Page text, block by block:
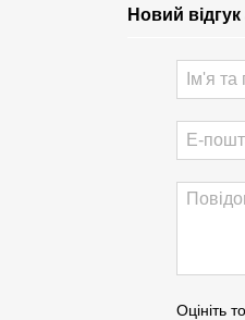
Новий
Оцініть